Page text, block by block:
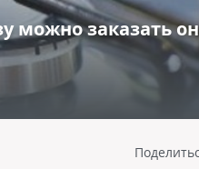
можно заказать